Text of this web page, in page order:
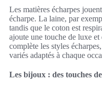
Les matières écharpes
écharpe. La laine, par
tandis que le coton est
ajoute une touche de luxe
complète les styles
variés adaptés à chaque
Les bijoux : des touches